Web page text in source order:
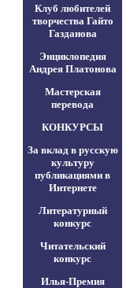
Клуб любителей
творчества Гайто
Газданова
Энциклопедия
Андрея Платонова
Мастерская
перевода
КОНКУРСЫ
За вклад в русскую
культуру
публикациями в
Интернете
Литературный
конкурс
Читательский
конкурс
Илья-Премия